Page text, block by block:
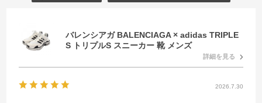
バレンシアガ BALENCIAGA × adidas TRIPLE
S トリプルS スニーカー 靴 メンズ
詳細を見る
2026.7.30